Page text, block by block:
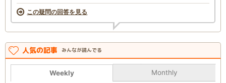
この疑問の回答を見る
人気の記事 みんなが読んでる
Weekly Monthly